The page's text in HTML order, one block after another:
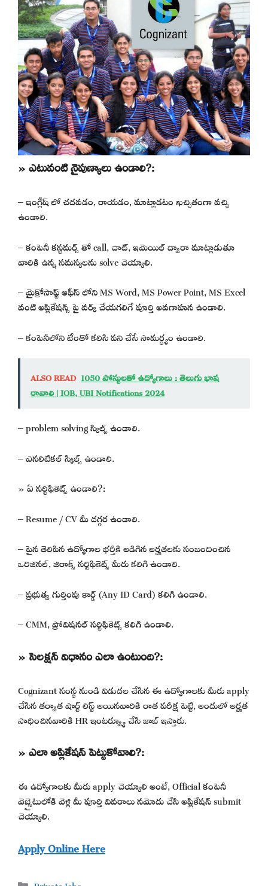
» ఎటువంటి నైపుణ్యాలు ఉండాలి?:
– ఇంగ్లీష్ లో చదవడం, రాయడం, మాట్లాడటం ఖచ్చితంగా వచ్చి
ఉండాలి.
– కంపెనీ కస్టమర్స్ తో call, చాట్, ఇమెయిల్ ద్వారా మాట్లాడుతూ
వారికి ఉన్న సమస్యలను solve చెయ్యాలి.
– మైక్రోసాఫ్ట్ ఆఫీస్ లోని MS Word, MS Power Point, MS Excel
వంటి అప్లికేషన్స్ పై వర్క్ చేయగలిగే పూర్తి అవగాహన ఉండాలి.
– కంపెనీలోని టీంతో కలిసి పని చేసే సామర్ధ్యం ఉండాలి.
ALSO READ 1050 పోస్టులతో ఉద్యోగాలు : తెలుగు భాష
రావాలి | IOB, UBI Notifications 2024
– problem solving స్కిల్స్ ఉండాలి.
– ఎనలిటికల్ స్కిల్స్ ఉండాలి.
» ఏ సర్టిఫికెట్స్ ఉండాలి?:
– Resume / CV మీ దగ్గర ఉండాలి.
– పైన తెలిపిన ఉద్యోగాల భర్తీకి అడిగిన అర్హతలకు సంబందించిన
ఒరిజినల్, జిరాక్స్ సర్టిఫికెట్స్ మీరు కలిగి ఉండాలి.
– ప్రభుత్వ గుర్తింపు కార్డ్ (Any ID Card) కలిగి ఉండాలి.
– CMM, ప్రోవిషనల్ సర్టిఫికెట్స్ కలిగి ఉండాలి.
» సెలక్షన్ విధానం ఎలా ఉంటుంది?:
Cognizant సంస్థ నుండి విడుదల చేసిన ఈ ఉద్యోగాలకు మీరు apply
చేసిన తర్వాత షార్ట్ లిస్ట్ అయినవారికి రాత పరీక్ష పెట్టి, అందులో అర్హత
సాధించినవారికి HR ఇంటర్వ్యూ చేసి జాబ్ ఇస్తారు.
» ఎలా అప్లికేషన్ పెట్టుకోవాలి?:
ఈ ఉద్యోగాలకు మీరు apply చెయ్యాలి అంటే, Official కంపెనీ
వెబ్సైటులోకి వెళ్లి మీ పూర్తి వివరాలు నమోదు చేసి అప్లికేషన్ submit
చెయ్యాలి.
Apply Online Here